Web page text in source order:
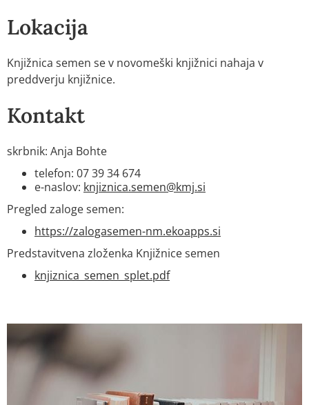
Lokacija
Knjižnica semen se v novomeški knjižnici nahaja v
preddverju knjižnice.
Kontakt
skrbnik: Anja Bohte
telefon: 07 39 34 674
e-naslov: knjiznica.semen@kmj.si
Pregled zaloge semen:
https://zalogasemen-nm.ekoapps.si
Predstavitvena zloženka Knjižnice semen
knjiznica_semen_splet.pdf